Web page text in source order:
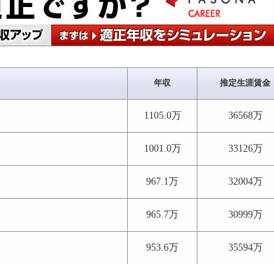
年収 推定生涯賃金
1105.0万 36568万
1001.0万 33126万
967.1万 32004万
965.7万 30999万
953.6万 35594万